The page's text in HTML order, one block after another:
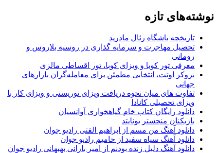
نوشته‌های تازه
تاریخچه باشگاه رئال مادرید
تحصیل مهاجرت و سرمایه گذاری در روسیه بلاروس و
رومانی
معرفی تور کوبا و ویزای کوبا، تور اقساطی مالزی
بروکر اوتت، انتخابی مطمئن برای معامله‌گران بازارهای
جهانی
تفاوت های میان نحوه دریافت ویزای توریستی و ویزای کار با
ویزای تحصیلی کانادا
دانلود رایگان کتاب خام گیاهخواری آوانسیان
بازیکنان منچستر یونایتد
دانلود آهنگ من مسم از ابراهیم الفتی رادیو جوان
دانلود آهنگ سیاه سفید از حامیم رادیو جوان
دانلود آهنگ دلیل زنده بودنم از امیر بارانی بهبهانی رادیو جوان